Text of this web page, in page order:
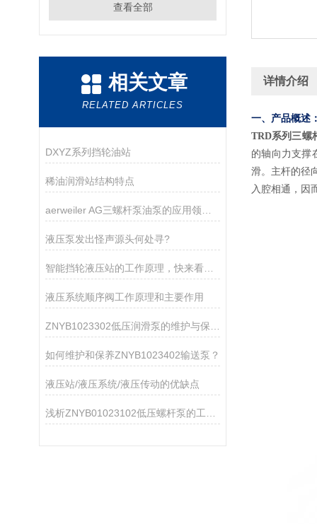
查看全部
相关文章
RELATED ARTICLES
DXYZ系列挡轮油站
稀油润滑站结构特点
液压泵发出怪声源头何处寻?
智能挡轮液压站的工作原理，快来看看吧
液压系统顺序阀工作原理和主要作用
如何维护和保养ZNYB1023402输送泵？
液压站/液压系统/液压传动的优缺点
详情介绍
一、产品概述
TRD系列三螺
的轴向力支撑
滑。主杆的径
入腔相通，因